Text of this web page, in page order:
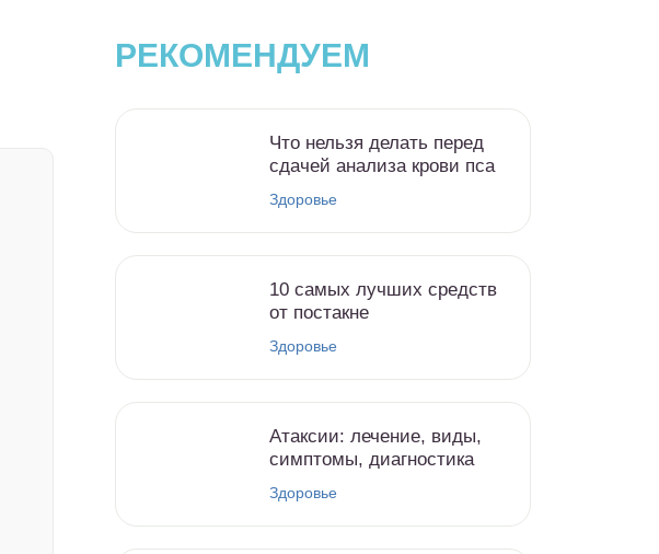
РЕКОМЕНДУЕМ
Что нельзя делать перед
сдачей анализа крови пса
Здоровье
10 самых лучших средств
от постакне
Здоровье
Атаксии: лечение, виды,
симптомы, диагностика
Здоровье